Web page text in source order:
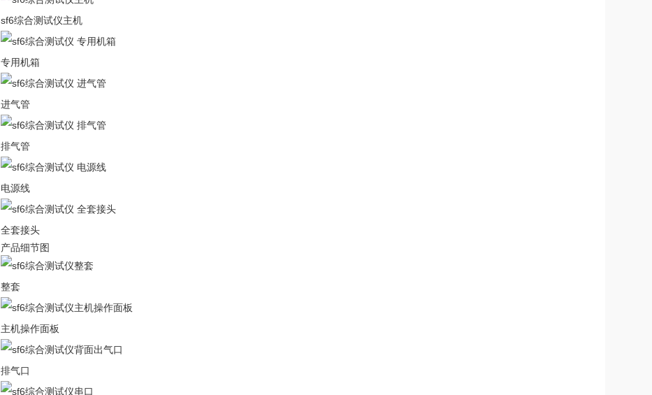
sf6综合测试仪主机
专用机箱
进气管
排气管
电源线
全套接头
产品细节图
整套
主机操作面板
排气口